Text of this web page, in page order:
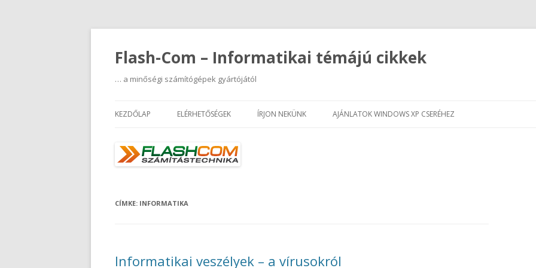
Flash-Com – Informatikai témájú cikkek
… a minőségi számítógépek gyártójától
a
KEZDŐLAP ELÉRHETŐSÉGEK ÍRJON NEKÜNK AJÁNLATOK WINDOWS XP CSERÉHEZ
CÍMKE: INFORMATIKA
Informatikai veszélyek – a vírusokról